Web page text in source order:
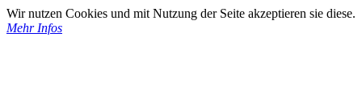
Wir nutzen Cookies und mit Nutzung der Seite akzeptieren sie diese.
Mehr Infos